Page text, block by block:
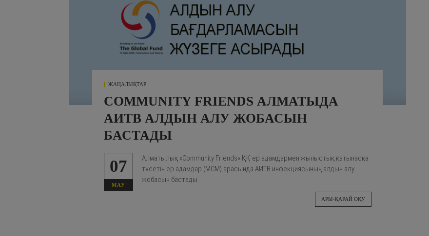
ЖАҢАЛЫҚТАР
COMMUNITY FRIENDS АЛМАТЫДА
АИТВ АЛДЫН АЛУ ЖОБАСЫН
БАСТАДЫ
07
МАУ
Алматылық «Community Friends» ҚҚ ер адамдармен жыныстық қатынасқа
түсетін ер адамдар (МСМ) арасында АИТВ инфекциясының алдын алу
жобасын бастады.
АРЫ-ҚАРАЙ ОҚУ